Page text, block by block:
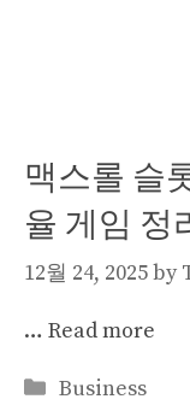
맥스롤 슬
율 게임 정
12월 24, 2025by
… Read more
Categories
Business